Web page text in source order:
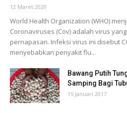
12 Maret 2020
World Health Organization (WHO)
Coronaviruses (Cov) adalah virus
pernapasan. Infeksi virus ini disebut
menyebabkan penyakit flu...
Bawang Putih
Samping Bagi
15 Januari 2017